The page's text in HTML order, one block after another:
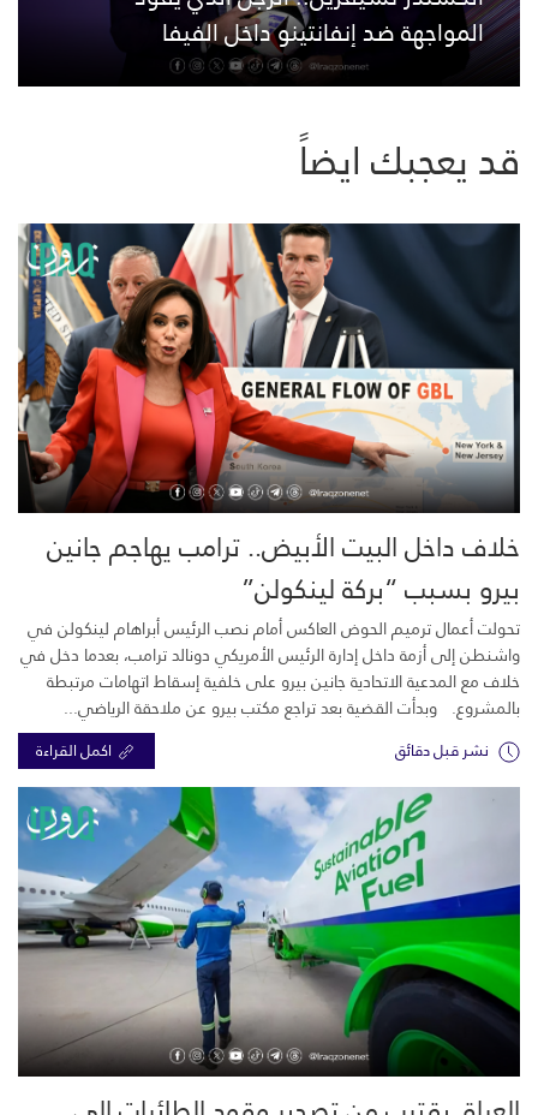
المواجهة ضد إنفانتينو داخل الفيفا
قد يعجبك ايضاً
خلاف داخل البيت الأبيض.. ترامب يهاجم جانين
بيرو بسبب “بركة لينكولن”
تحولت أعمال ترميم الحوض العاكس أمام نصب الرئيس أبراهام لينكولن في
واشنطن إلى أزمة داخل إدارة الرئيس الأمريكي دونالد ترامب، بعدما دخل في
خلاف مع المدعية الاتحادية جانين بيرو على خلفية إسقاط اتهامات مرتبطة
بالمشروع. وبدأت القضية بعد تراجع مكتب بيرو عن ملاحقة الرياضي...
نشر قبل دقائق اكمل القراءة